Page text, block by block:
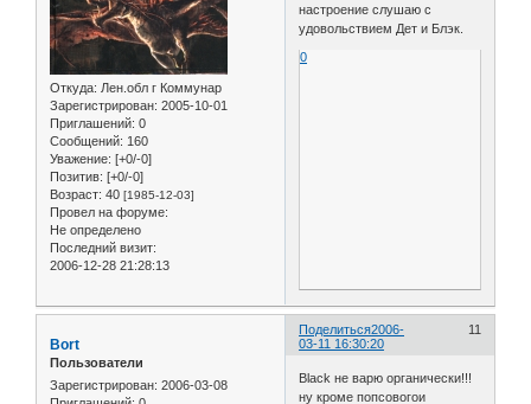
Откуда: Лен.обл г Коммунар
Зарегистрирован: 2005-10-01
Приглашений: 0
Сообщений: 160
Уважение: [+0/-0]
Позитив: [+0/-0]
Возраст: 40 [1985-12-03]
Провел на форуме:
Не определено
Последний визит:
2006-12-28 21:28:13
настроение слушаю с
удовольствием Дет и Блэк.
0
Поделиться 11
2006-
03-11 16:30:20
Bort
Пользователи
Зарегистрирован: 2006-03-08
Black не варю органически!!!
ну кроме попсовогои